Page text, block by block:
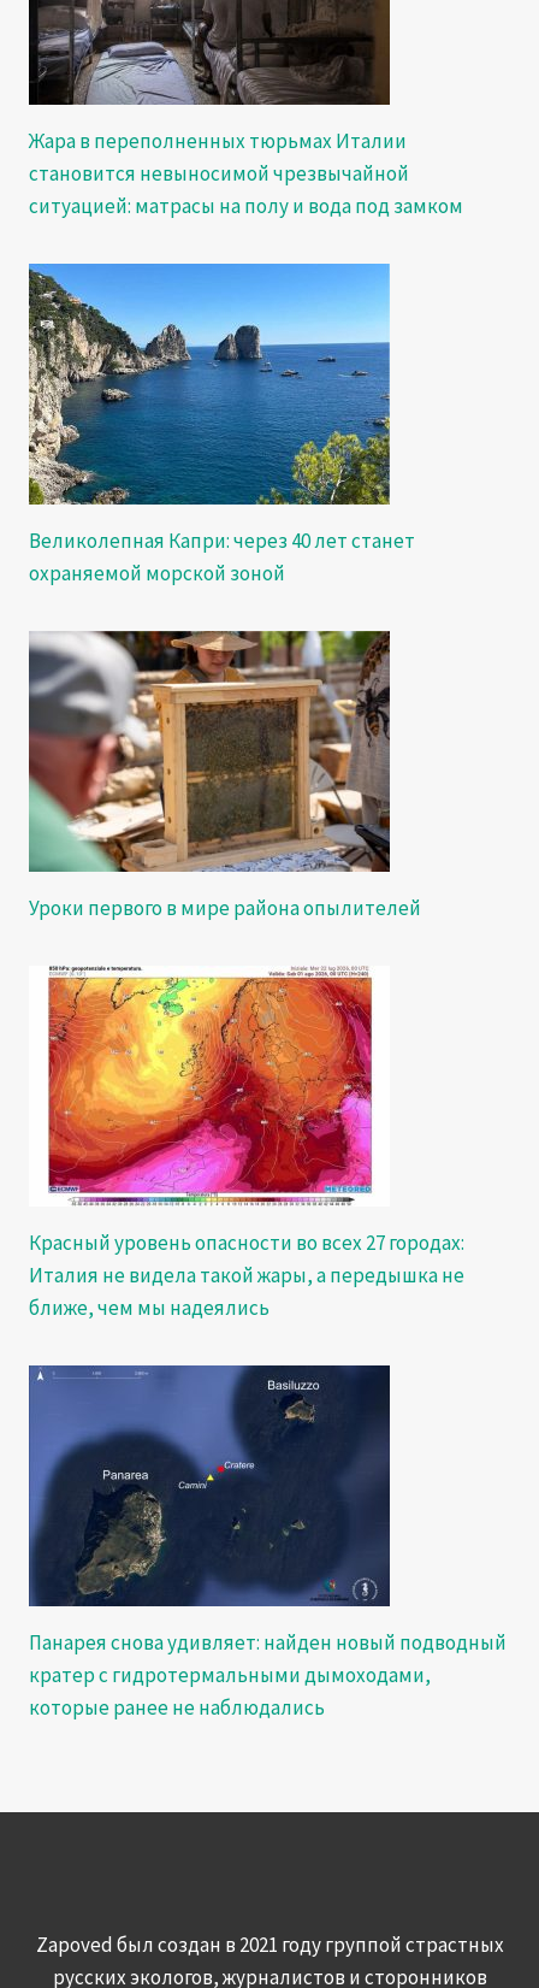
Жара в переполненных тюрьмах Италии
становится невыносимой чрезвычайной
ситуацией: матрасы на полу и вода под замком
Великолепная Капри: через 40 лет станет
охраняемой морской зоной
Уроки первого в мире района опылителей
Красный уровень опасности во всех 27 городах:
Италия не видела такой жары, а передышка не
ближе, чем мы надеялись
Панарея снова удивляет: найден новый подводный
кратер с гидротермальными дымоходами,
которые ранее не наблюдались
Zapoved был создан в 2021 году группой страстных
русских экологов, журналистов и сторонников